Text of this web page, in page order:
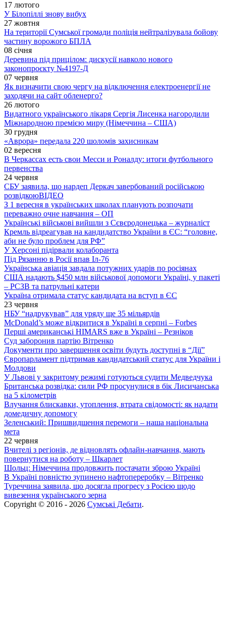
17 лютого
У Білопіллі знову вибух
27 жовтня
На території Сумської громади поліція нейтралізувала бойову
частину ворожого БПЛА
08 січня
Деревина під прицілом: дискусії навколо нового
законопроєкту №4197-Д
07 червня
Як визначити свою чергу на відключення електроенергії не
заходячи на сайт обленерго?
26 лютого
Видатного українського лікаря Сергія Лисенка нагородили
Міжнародною премією миру (Німеччина – США)
30 грудня
«Аврора» передала 220 шоломів захисникам
02 вересня
В Черкассах есть свои Месси и Роналду: итоги футбольного
первенства
24 червня
СБУ заявила, що нардеп Деркач завербований російською
розвідкоюВІДЕО
З 1 вересня в українських школах планують розпочати
переважно очне навчання – ОП
Українські військові вийшли з Сєвєродонецька – журналіст
Кремль відреагував на кандидатство України в ЄС: “головне,
аби не було проблем для РФ”
У Херсоні підірвали колаборанта
Під Рязанню в Росії впав Іл-76
Українська авіація завдала потужних ударів по росіянах
США надають $450 млн військової допомоги Україні, у пакеті
– РСЗВ та патрульні катери
Україна отримала статус кандидата на вступ в ЄС
23 червня
НБУ “надрукував” для уряду ще 35 мільярдів
McDonald’s може відкритися в Україні в серпні – Forbes
Перші американські HIMARS вже в Україні – Резніков
Суд заборонив партію Вітренко
Документи про завершення освіти будуть доступні в “Дії”
Європарламент підтримав кандидатський статус для України і
Молдови
У Львові у закритому режимі готуються судити Медведчука
Британська розвідка: сили РФ просунулися в бік Лисичанська
на 5 кілометрів
Влучання блискавки, утоплення, втрата свідомості: як надати
домедичну допомогу
Зеленський: Пришвидшення перемоги – наша національна
мета
22 червня
Вчителі з регіонів, де відновлять офлайн-навчання, мають
повернутися на роботу – Шкарлет
Шольц: Німеччина продовжить постачати зброю Україні
В Україні повністю зупинено нафтопереробку – Вітренко
Туреччина заявила, що досягла прогресу з Росією щодо
вивезення українського зерна
Copyright © 2016 - 2026 Сумські Дебати.